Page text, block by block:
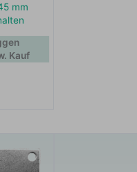
mm
Kauf